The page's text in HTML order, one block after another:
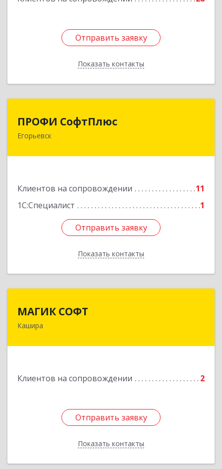
Отправить заявку
Показать контакты
Отправить заявку
Назад
ПРОФИ СофтПлюс
Егорьевск
Клиентов на сопровождении
11
1С:Специалист
1
Отправить заявку
Показать контакты
Отправить заявку
Назад
МАГИК СОФТ
Кашира
Клиентов на сопровождении 2
Отправить заявку
Показать контакты
Отправить заявку
Назад